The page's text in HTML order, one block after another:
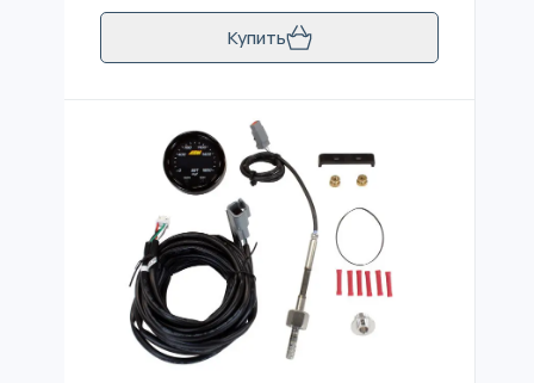
Купить